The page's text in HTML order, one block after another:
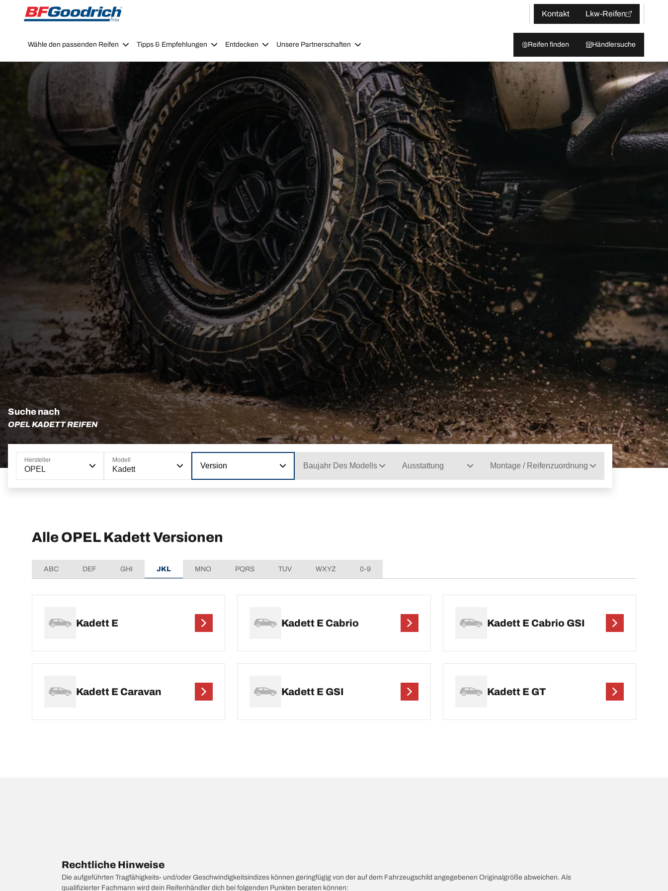
Go to page content
Go to page navigation
Kontakt
Lkw-Reifen
Wähle den passenden Reifen Tipps & Empfehlungen Entdecken Unsere Partnerschaften Reifen finden Händlersuche
Suche nach
OPEL KADETT REIFEN
Hersteller
OPEL
Modell
Kadett Version Baujahr Des Modells Ausstattung Montage / Reifenzuordnung
Alle OPEL Kadett Versionen
ABC DEF GHI JKL MNO PQRS TUV WXYZ 0-9
Kadett E Kadett E Cabrio Kadett E Cabrio GSI
Kadett E Caravan Kadett E GSI Kadett E GT
Rechtliche Hinweise
Die aufgeführten Tragfähigkeits- und/oder Geschwindigkeitsindizes können geringfügig von der auf dem Fahrzeugschild angegebenen Originalgröße abweichen. Als
qualifizierter Fachmann wird dein Reifenhändler dich bei folgenden Punkten beraten können: